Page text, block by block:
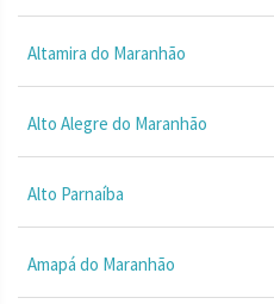
Altamira do Maranhão
Alto Alegre do Maranhão
Alto Parnaíba
Amapá do Maranhão